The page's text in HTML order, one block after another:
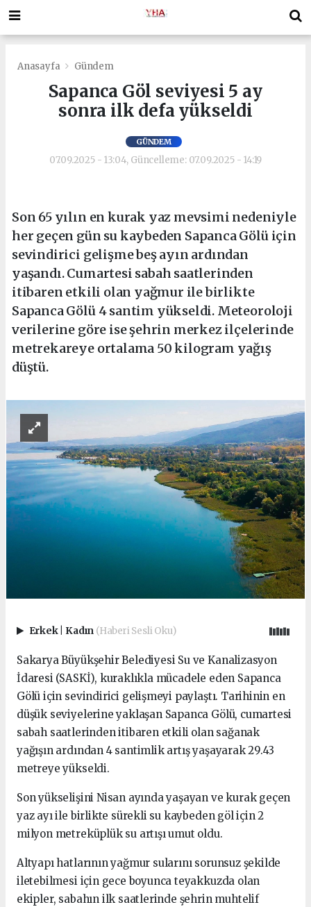
Anasayfa Gündem
Sapanca Göl seviyesi 5 ay
sonra ilk defa yükseldi
GÜNDEM
07.09.2025 - 13:04, Güncelleme: 07.09.2025 - 14:19
Son 65 yılın en kurak yaz mevsimi nedeniyle
her geçen gün su kaybeden Sapanca Gölü için
sevindirici gelişme beş ayın ardından
yaşandı. Cumartesi sabah saatlerinden
itibaren etkili olan yağmur ile birlikte
Sapanca Gölü 4 santim yükseldi. Meteoroloji
verilerine göre ise şehrin merkez ilçelerinde
metrekareye ortalama 50 kilogram yağış
düştü.
Erkek Kadın (Haberi Sesli Oku)
Sakarya Büyükşehir Belediyesi Su ve Kanalizasyon
İdaresi (SASKİ), kuraklıkla mücadele eden Sapanca
Gölü için sevindirici gelişmeyi paylaştı. Tarihinin en
düşük seviyelerine yaklaşan Sapanca Gölü, cumartesi
sabah saatlerinden itibaren etkili olan sağanak
yağışın ardından 4 santimlik artış yaşayarak 29.43
metreye yükseldi.
Son yükselişini Nisan ayında yaşayan ve kurak geçen
yaz ayı ile birlikte sürekli su kaybeden göl için 2
milyon metreküplük su artışı umut oldu.
Altyapı hatlarının yağmur sularını sorunsuz şekilde
iletebilmesi için gece boyunca teyakkuzda olan
ekipler, sabahın ilk saatlerinde şehrin muhtelif